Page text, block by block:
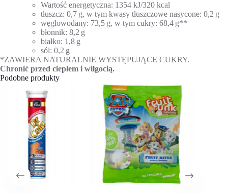
Wartość energetyczna: 1354 kJ/320 kcal
tłuszcz: 0,7 g, w tym kwasy tłuszczowe nasycone: 0,2 g
węglowodany: 73,5 g, w tym cukry: 68,4 g**
błonnik: 8,2 g
białko: 1,8 g
sól: 0,2 g
*ZAWIERA NATURALNIE WYSTĘPUJĄCE CUKRY.
Chronić przed ciepłem i wilgocią.
Podobne produkty